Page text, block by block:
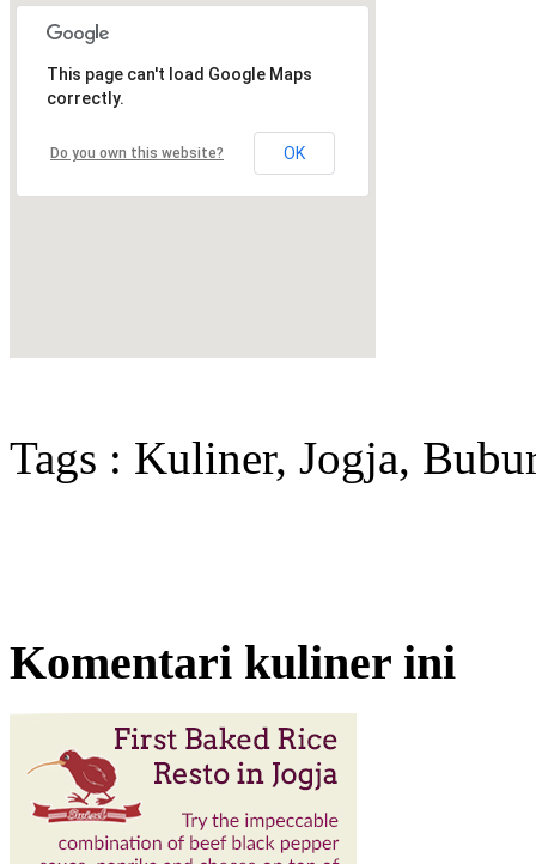
This page can't load Google Maps
correctly.
Do you own this website? OK
Tags : Kuliner, Jogja,
Komentari kuliner ini